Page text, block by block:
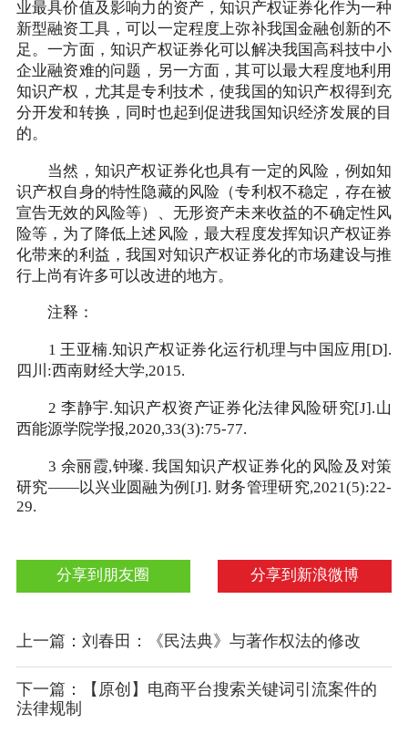
业最具价值及影响力的资产，知识产权证券化作为一种
新型融资工具，可以一定程度上弥补我国金融创新的不
足。一方面，知识产权证券化可以解决我国高科技中小
企业融资难的问题，另一方面，其可以最大程度地利用
知识产权，尤其是专利技术，使我国的知识产权得到充
分开发和转换，同时也起到促进我国知识经济发展的目
的。
当然，知识产权证券化也具有一定的风险，例如知
识产权自身的特性隐藏的风险（专利权不稳定，存在被
宣告无效的风险等）、无形资产未来收益的不确定性风
险等，为了降低上述风险，最大程度发挥知识产权证券
化带来的利益，我国对知识产权证券化的市场建设与推
行上尚有许多可以改进的地方。
注释：
1 王亚楠.知识产权证券化运行机理与中国应用[D].
四川:西南财经大学,2015.
2 李静宇.知识产权资产证券化法律风险研究[J].山
西能源学院学报,2020,33(3):75-77.
3 余丽霞,钟璨. 我国知识产权证券化的风险及对策
研究——以兴业圆融为例[J]. 财务管理研究,2021(5):22-
29.
分享到新浪微博
分享到朋友圈
上一篇：刘春田：《民法典》与著作权法的修改
下一篇：【原创】电商平台搜索关键词引流案件的
法律规制